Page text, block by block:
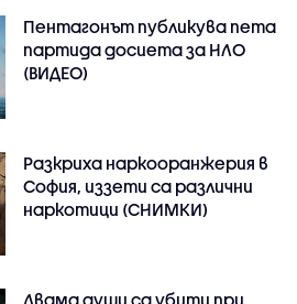
Пентагонът публикува пета
партида досиета за НЛО
(ВИДЕО)
Разкриха наркооранжерия в
София, иззети са различни
наркотици (СНИМКИ)
Двама души са убити при